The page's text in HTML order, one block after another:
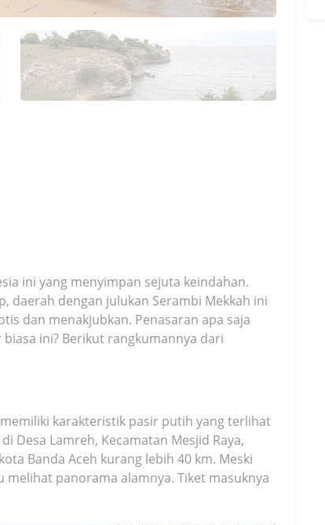
ini yang menyimpan sejuta keindahan.
daerah dengan julukan Serambi Mekkah ini
dan menakjubkan. Penasaran apa saja
ini? Berikut rangkumannya dari
karakteristik pasir putih yang terlihat
Desa Lamreh, Kecamatan Mesjid Raya,
Banda Aceh kurang lebih 40 km. Meski
panorama alamnya. Tiket masuknya